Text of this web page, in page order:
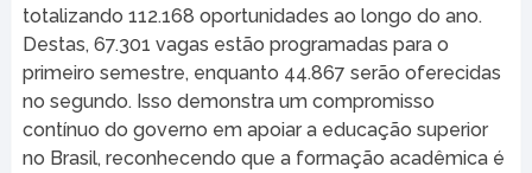
totalizando 112.168 oportunidades ao longo do ano.
Destas, 67.301 vagas estão programadas para o
primeiro semestre, enquanto 44.867 serão oferecidas
no segundo. Isso demonstra um compromisso
contínuo do governo em apoiar a educação superior
no Brasil, reconhecendo que a formação acadêmica é